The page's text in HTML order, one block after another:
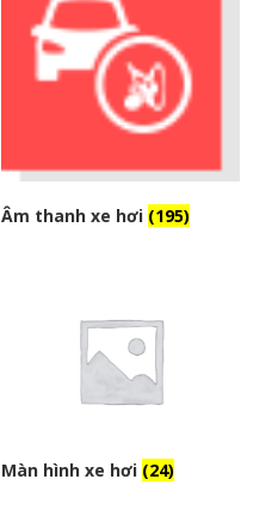
Âm thanh xe hơi (195)
Màn hình xe hơi (24)